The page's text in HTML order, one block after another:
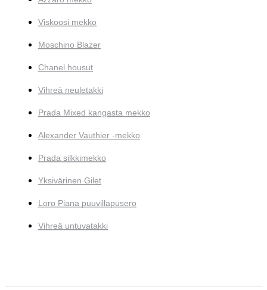
Viskoosi mekko
Moschino Blazer
Chanel housut
Vihreä neuletakki
Prada Mixed kangasta mekko
Alexander Vauthier -mekko
Prada silkkimekko
Yksivärinen Gilet
Loro Piana puuvillapusero
Vihreä untuvatakki